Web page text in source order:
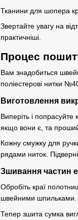
Тканини для шопера
Звертайте увагу на
практичніші.
Процес
Вам знадобиться
поліестерові нитки
Виготовлення
Виперіть і попрасуйте
якщо вони є, та
Кожну смужку для
рядами ниток.
Зшивання частин
Обробіть краї
швейними шпильками.
Тепер зшита сумка